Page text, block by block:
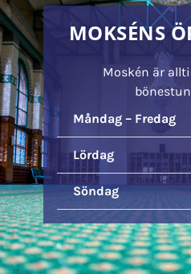
MOKSÉNS
Moskén är
Måndag – Fredag
Lördag
Söndag